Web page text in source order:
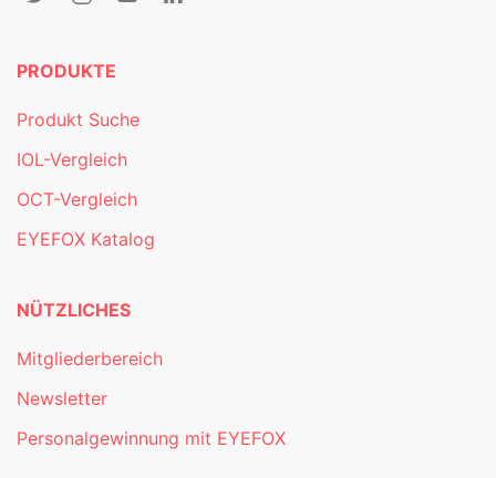
PRODUKTE
Produkt Suche
IOL-Vergleich
OCT-Vergleich
EYEFOX Katalog
NÜTZLICHES
Mitgliederbereich
Newsletter
Personalgewinnung mit EYEFOX